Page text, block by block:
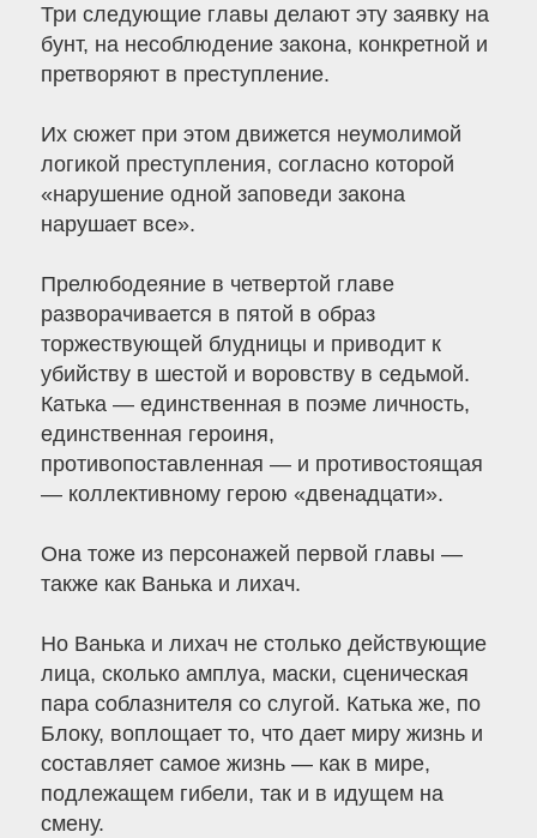
Три следующие главы делают эту заявку на
бунт, на несоблюдение закона, конкретной и
претворяют в преступление.
Их сюжет при этом движется неумолимой
логикой преступления, согласно которой
«нарушение одной заповеди закона
нарушает все».
Прелюбодеяние в четвертой главе
разворачивается в пятой в образ
торжествующей блудницы и приводит к
убийству в шестой и воровству в седьмой.
Катька — единственная в поэме личность,
единственная героиня,
противопоставленная — и противостоящая
— коллективному герою «двенадцати».
Она тоже из персонажей первой главы —
также как Ванька и лихач.
Но Ванька и лихач не столько действующие
лица, сколько амплуа, маски, сценическая
пара соблазнителя со слугой. Катька же, по
Блоку, воплощает то, что дает миру жизнь и
составляет самое жизнь — как в мире,
подлежащем гибели, так и в идущем на
смену.